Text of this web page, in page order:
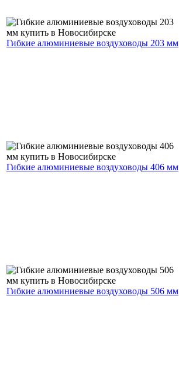
Гибкие алюминиевые воздуховоды 203 мм
Гибкие алюминиевые воздуховоды 406 мм
Гибкие алюминиевые воздуховоды 506 мм